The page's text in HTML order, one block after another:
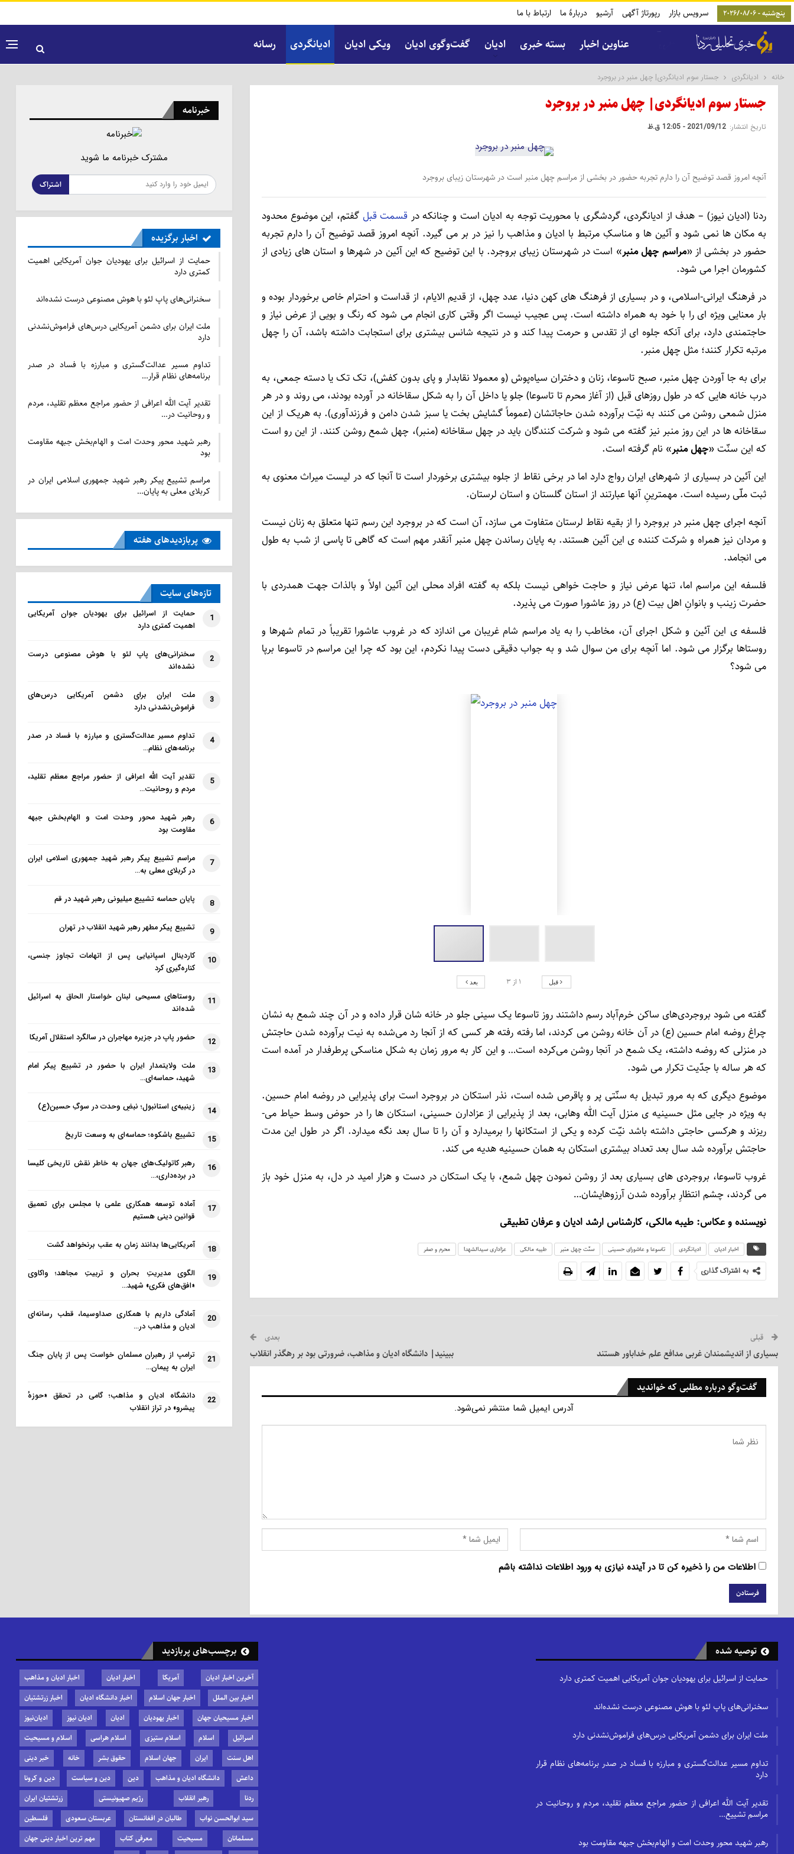
پنج‌شنبه - 2026/08/06 سرویس بازار رپورتاژ آگهی آرشیو دربارۀ ما ارتباط با ما
عناوین اخبار بسته خبری ادیان گفت‌و‌گوی ادیان ویکی ادیان ادیانگردی رسانه
خانه ادیانگردی جستار سوم ادیانگردی| چهل منبر در بروجرد
جستار سوم ادیانگردی| چهل منبر در بروجرد
تاریخ انتشار: 2021/09/12 - 12:05 ق.ظ
آنچه امروز قصد توضیح آن را دارم تجربه حضور در بخشی از مراسم چهل منبر است در شهرستان زیبای بروجرد
ردنا (ادیان نیوز) – هدف از ادیانگردی، گردشگری با محوریت توجه به ادیان است و چنانکه در قسمت قبل گفتم، این موضوع محدود
به مکان ­ها نمی ­شود و آئین ­ها و مناسکِ مرتبط با ادیان و مذاهب را نیز در بر می­ گیرد. آنچه امروز قصد توضیح آن را دارم تجربه
حضور در بخشی از «مراسم چهل منبر» است در شهرستان زیبای بروجرد. با این توضیح که این آئین در شهرها و استان­ های زیادی از
کشورمان اجرا می ­شود.
در فرهنگ ایرانی-اسلامی، و در بسیاری از فرهنگ­ های کهن دنیا، عدد چهل، از قدیم ­الایام، از قداست و احترام خاص برخوردار بوده و
بار معنایی ویژه­ ای را با خود به همراه داشته است. پس عجیب نیست اگر وقتی کاری انجام می­ شود که رنگ و بویی از عرض نیاز و
حاجت­مندی دارد، برای آنکه جلوه ­ای از تقدس و حرمت پیدا کند و در نتیجه شانس بیشتری برای استجابت داشته باشد، آن را چهل
مرتبه تکرار کنند؛ مثل چهل منبر.
برای به ­جا آوردن چهل منبر، صبح تاسوعا، زنان و دختران سیاه‌پوش (و معمولا نقابدار و پای بدون کفش)، تک تک یا دسته جمعی، به
درب خانه ­هایی که در طول روزهای قبل (از آغاز محرم تا تاسوعا) جلو یا داخل آن را به شکل سقاخانه در آورده بودند، می روند و در هر
منزل شمعی روشن می­ کنند به نیّت برآورده شدن حاجاتشان (عموماً گشایش بخت یا سبز شدن دامن و فرزندآوری). به هریک از این
سقاخانه­ ها در این روز منبر نیز گفته می ­شود و شرکت­ کنندگان باید در چهل سقاخانه (منبر)، چهل شمع روشن کنند. از این رو است
که این سنّت «چهل منبر» نام گرفته است.
این آئین در بسیاری از شهرهای ایران رواج دارد اما در برخی نقاط از جلوه بیشتری برخوردار است تا آنجا که در لیست میراث معنوی به
ثبت ملّی رسیده است. مهمترینِ آنها عبارتند از استان گلستان و استان لرستان.
آنچه اجرای چهل­ منبر در بروجرد را از بقیه نقاط لرستان متفاوت می­ سازد، آن است که در بروجرد این رسم تنها متعلق به زنان نیست
و مردان نیز همراه و شرکت ­کننده ­ی این آئین هستند. به پایان رساندن چهل­ منبر آنقدر مهم است که گاهی تا پاسی از شب به طول
می ­انجامد.
فلسفه این مراسم اما، تنها عرض نیاز و حاجت­ خواهی نیست بلکه به گفته افراد محلی این آئین اولاً و بالذات جهت همدردی با
حضرت زینب و بانوانِ اهل بیت (ع) در روز عاشورا صورت می ­پذیرد.
فلسفه­ ی این آئین و شکل اجرای آن، مخاطب را به یاد مراسم شام غریبان می ­اندازد که در غروب عاشورا تقریباً در تمام شهرها و
روستاها برگزار می­ شود. اما آنچه برای من سوال شد و به جواب دقیقی دست پیدا نکردم، این بود که چرا این مراسم در تاسوعا برپا
می ­شود؟
قبل 1 از 3 بعد
گفته می ­شود بروجردی‌های ساکن خرم‌آباد رسم داشتند روز تاسوعا یک سینی جلو در خانه­ شان قرار داده و در آن چند شمع به نشان
چراغ روضه امام حسین (ع) در آن خانه روشن می­ کردند، اما رفته رفته هر کسی که از آنجا رد می‌شده به نیت برآورده شدن حاجتش
در منزلی که روضه داشته، یک شمع در آنجا روشن می‌کرده است… و این کار به مرور زمان به شکل مناسکی پرطرفدار در آمده است
که هر ساله با جدّیت تکرار می ­شود.
موضوع دیگری که به مرور تبدیل به سنّتی پر و پاقرص شده است، نذر استکان در بروجرد است برای پذیرایی در روضه امام حسین.
به ویژه در جایی مثل حسینیه­ ی منزل آیت ­الله وهابی، بعد از پذیرایی از عزادارن حسینی، استکان ­ها را در حوض وسط حیاط می­
ریزند و هرکسی حاجتی داشته باشد نیّت کرده و یکی از استکان­ها را برمی­دارد و آن را تا سال بعد نگه می­دارد. اگر در طول این مدت
حاجتش برآورده شد سال بعد تعداد بیشتری استکان به همان حسینیه هدیه می ­کند.
غروب تاسوعا، بروجردی­ های بسیاری بعد از روشن نمودن چهل شمع، با یک استکان در دست و هزار امید در دل، به منزل خود باز
می ­گردند، چشم انتظارِ برآورده شدن آرزوهایشان…
نویسنده و عکاس: طیبه مالکی، کارشناس ارشد ادیان و عرفان تطبیقی
اخبار ادیان ادیانگردی تاسوعا و عاشورای حسینی سنّت چهل منبر طیبه مالکی عزاداری سیدالشهدا محرم و صفر
به اشتراک گذاری
قبلی
بسیاری از اندیشمندان غربی مدافع علم خداباور هستند
بعدی
ببینید| دانشگاه ادیان و مذاهب، ضرورتی بود بر رهگذر انقلاب
گفت‌وگو درباره مطلبی که خواندید
آدرس ایمیل شما منتشر نمی‌شود.
اطلاعات من را ذخیره کن تا در آینده نیازی به ورود اطلاعات نداشته باشم
خبرنامه
مشترک خبرنامه ما شوید
اشتراک
اخبار برگزیده
حمایت از اسرائیل برای یهودیان جوان آمریکایی اهمیت
کمتری دارد
سخنرانی‌های پاپ لئو با هوش مصنوعی درست نشده‌اند
ملت ایران برای دشمن آمریکایی درس‌های فراموش‌نشدنی
دارد
تداوم مسیر عدالت‌گستری و مبارزه با فساد در صدر
برنامه‌های نظام قرار…
تقدیر آیت الله اعرافی از حضور مراجع معظم تقلید، مردم
و روحانیت در…
رهبر شهید محور وحدت امت و الهام‌بخش جبهه مقاومت
بود
مراسم تشییع پیکر رهبر شهید جمهوری اسلامی ایران در
کربلای معلی به پایان…
پربازدید‌های هفته
تازه‌‌های سایت
1
حمایت از اسرائیل برای یهودیان جوان آمریکایی
اهمیت کمتری دارد
2
سخنرانی‌های پاپ لئو با هوش مصنوعی درست
نشده‌اند
3
ملت ایران برای دشمن آمریکایی درس‌های
فراموش‌نشدنی دارد
4
تداوم مسیر عدالت‌گستری و مبارزه با فساد در صدر
برنامه‌های نظام…
5
تقدیر آیت الله اعرافی از حضور مراجع معظم تقلید،
مردم و روحانیت…
6
رهبر شهید محور وحدت امت و الهام‌بخش جبهه
مقاومت بود
7
مراسم تشییع پیکر رهبر شهید جمهوری اسلامی ایران
در کربلای معلی به…
8 پایان حماسه تشییع میلیونی رهبر شهید در قم
9 تشییع پیکر مطهر رهبر شهید انقلاب در تهران
10
کاردینال اسپانیایی پس از اتهامات تجاوز جنسی،
کناره‌گیری کرد
11
روستاهای مسیحی لبنان خواستار الحاق به اسرائیل
شده‌اند
12 حضور پاپ در جزیره مهاجران در سالگرد استقلال آمریکا
13
ملت ولایتمدار ایران با حضور در تشییع پیکر امام
شهید، حماسه‌ای…
14 زینبیه‌ی استانبول؛ نبضِ وحدت در سوگِ حسین(ع)
15 تشییع باشکوه؛ حماسه‌ای به وسعت تاریخ
16
رهبر کاتولیک‌های جهان به خاطر نقش تاریخی کلیسا
در برده‌داری،…
17
آماده توسعه همکاری علمی با مجلس برای تعمیق
قوانین دینی هستیم
18 آمریکایی‌ها بدانند زمان به عقب برنخواهد گشت
19
الگوی مدیریتِ بحران و تربیتِ مجاهد؛ واکاوی
«افق‌های فکری» شهید…
20
آمادگی داریم با همکاری صداوسیما، قطب رسانه‌ای
ادیان و مذاهب در…
21
ترامپ از رهبران مسلمان خواست پس از پایان جنگ
ایران به پیمان…
22
دانشگاه ادیان و مذاهب؛ گامی در تحقق «حوزهٔ
پیشرو» در تراز انقلاب
توصیه شده
حمایت از اسرائیل برای یهودیان جوان آمریکایی اهمیت کمتری دارد
سخنرانی‌های پاپ لئو با هوش مصنوعی درست نشده‌اند
ملت ایران برای دشمن آمریکایی درس‌های فراموش‌نشدنی دارد
تداوم مسیر عدالت‌گستری و مبارزه با فساد در صدر برنامه‌های نظام قرار
دارد
تقدیر آیت الله اعرافی از حضور مراجع معظم تقلید، مردم و روحانیت در
مراسم تشییع…
رهبر شهید محور وحدت امت و الهام‌بخش جبهه مقاومت بود
برچسب‌های پربازدید
آخرین اخبار ادیان آمریکا اخبار ادیان
اخبار ادیان و مذاهب
اخبار بین الملل
اخبار جهان اسلام اخبار دانشگاه ادیان
اخبار زرتشتیان
اخبار مسیحیان جهان
اخبار یهودیان ادیان ادیان نیوز
ادیان‌نیوز
اسرائیل
اسلام اسلام ستیزی اسلام هراسی
اسلام و مسیحیت
اهل سنت
ایران جهان اسلام حقوق بشر خانه
خبر دینی
داعش
دانشگاه ادیان و مذاهب دین دین و سیاست
دین و کرونا
ردنا
رهبر انقلاب رژیم صهیونیستی
زرتشتیان ایران
سید ابوالحسن نواب
طالبان در افغانستان عربستان سعودی
فلسطین
مسلمانان
مسیحیت معرفی کتاب
مهم ترین اخبار دینی جهان